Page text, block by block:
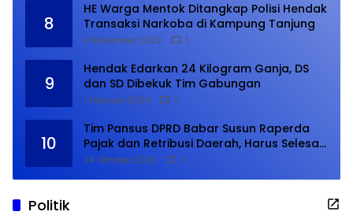
8
HE Warga Mentok Ditangkap Polisi Hendak
Transaksi Narkoba di Kampung Tanjung
9 November 2023 1
9
Hendak Edarkan 24 Kilogram Ganja, DS
dan SD Dibekuk Tim Gabungan
1 Februari 2024 1
10
Tim Pansus DPRD Babar Susun Raperda
Pajak dan Retribusi Daerah, Harus Selesai
Januari 2024
24 Oktober 2023 1
Politik